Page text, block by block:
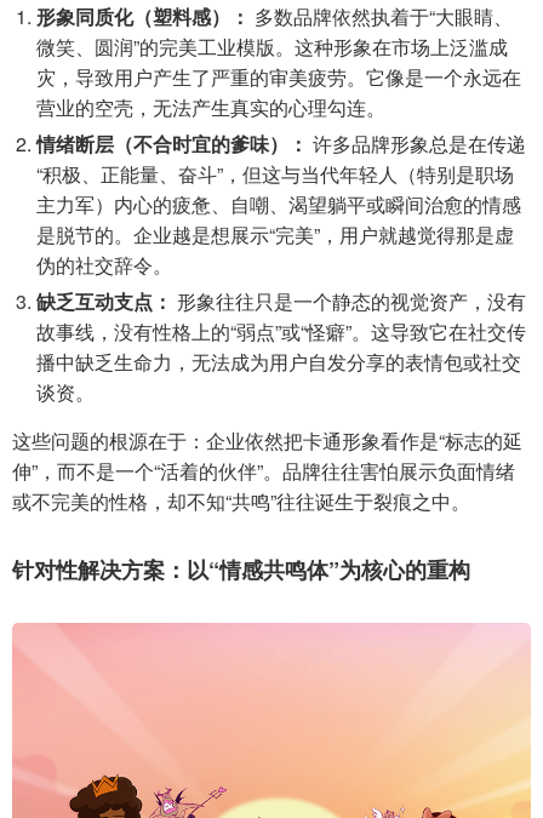
形象同质化（塑料感）： 多数品牌依然执着于“大眼睛、
微笑、圆润”的完美工业模版。这种形象在市场上泛滥成
灾，导致用户产生了严重的审美疲劳。它像是一个永远在
营业的空壳，无法产生真实的心理勾连。
情绪断层（不合时宜的爹味）： 许多品牌形象总是在传递
“积极、正能量、奋斗”，但这与当代年轻人（特别是职场
主力军）内心的疲惫、自嘲、渴望躺平或瞬间治愈的情感
是脱节的。企业越是想展示“完美”，用户就越觉得那是虚
伪的社交辞令。
缺乏互动支点： 形象往往只是一个静态的视觉资产，没有
故事线，没有性格上的“弱点”或“怪癖”。这导致它在社交传
播中缺乏生命力，无法成为用户自发分享的表情包或社交
谈资。
这些问题的根源在于：企业依然把卡通形象看作是“标志的延
伸”，而不是一个“活着的伙伴”。品牌往往害怕展示负面情绪
或不完美的性格，却不知“共鸣”往往诞生于裂痕之中。
针对性解决方案：以“情感共鸣体”为核心的重构